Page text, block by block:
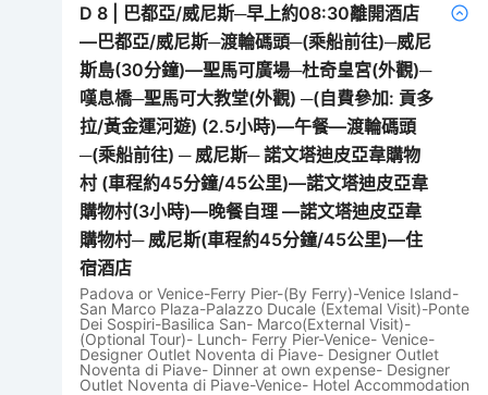
D 8
巴都亞/威尼斯─早上約08:30離開酒店
—巴都亞/威尼斯─渡輪碼頭─(乘船前往)─威尼
斯島(30分鐘)—聖馬可廣場─杜奇皇宮(外觀)─
嘆息橋─聖馬可大教堂(外觀) ─(自費參加: 貢多
拉/黃金運河遊) (2.5小時)—午餐—渡輪碼頭
─(乘船前往) ─ 威尼斯─ 諾文塔迪皮亞韋購物
村 (車程約45分鐘/45公里)—諾文塔迪皮亞韋
購物村(3小時)—晚餐自理 —諾文塔迪皮亞韋
購物村─ 威尼斯(車程約45分鐘/45公里)—住
宿酒店
Padova or Venice-Ferry Pier-(By Ferry)-Venice Island-
San Marco Plaza-Palazzo Ducale (Extemal Visit)-Ponte
Dei Sospiri-Basilica San- Marco(External Visit)-
(Optional Tour)- Lunch- Ferry Pier-Venice- Venice-
Designer Outlet Noventa di Piave- Designer Outlet
Noventa di Piave- Dinner at own expense- Designer
Outlet Noventa di Piave-Venice- Hotel Accommodation